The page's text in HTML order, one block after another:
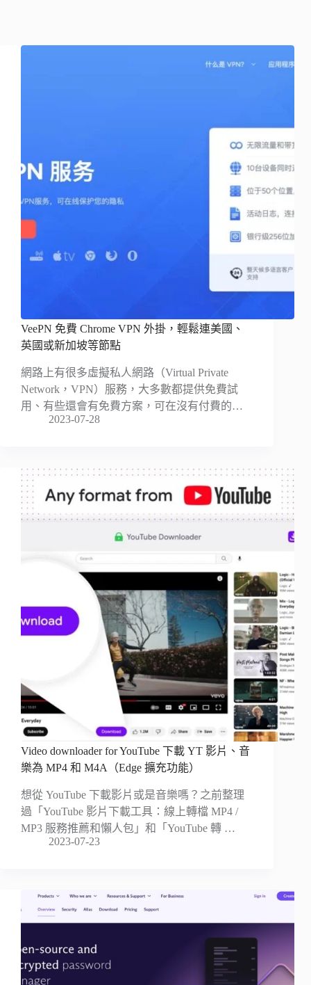
VeePN 免費 Chrome VPN 外掛，輕鬆連美國、
英國或新加坡等節點
網路上有很多虛擬私人網路（Virtual Private
Network，VPN）服務，大多數都提供免費試
用、有些還會有免費方案，可在沒有付費的…
2023-07-28
Video downloader for YouTube 下載 YT 影片、音
樂為 MP4 和 M4A（Edge 擴充功能）
想從 YouTube 下載影片或是音樂嗎？之前整理
過「YouTube 影片下載工具：線上轉檔 MP4 /
MP3 服務推薦和懶人包」和「YouTube 轉 …
2023-07-23